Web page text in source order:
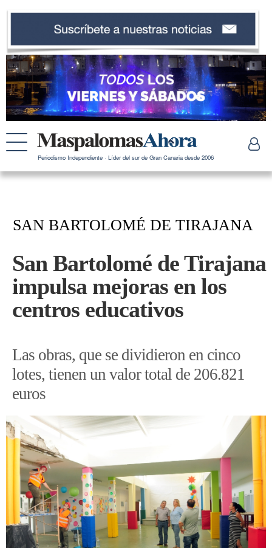
Periodismo Independiente · Líder del sur de Gran Canaria desde 2006
SAN BARTOLOMÉ DE TIRAJANA
San Bartolomé de Tirajana
impulsa mejoras en los
centros educativos
Las obras, que se dividieron en cinco
lotes, tienen un valor total de 206.821
euros